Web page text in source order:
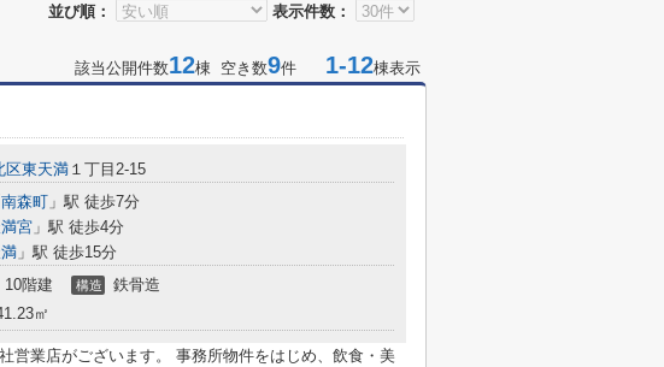
並び順： 表示件数：
該当公開件数12棟 空き数9件 1-12棟表示
区東天満 １丁目2-15
南森町 」駅 徒歩7分
宮 」駅 徒歩4分
」駅 徒歩15分
10階建 構造 鉄骨造
㎡
営業店がございます。 事務所物件をはじめ、飲食・美